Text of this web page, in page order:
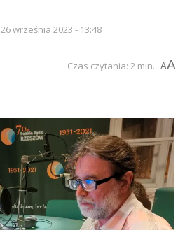
26 września 2023 - 13:48
Czas czytania: 2 min. AA